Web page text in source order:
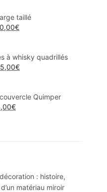
taillé
€
à whisky quadrillés
€
Quimper
€
: histoire,
matériau miroir